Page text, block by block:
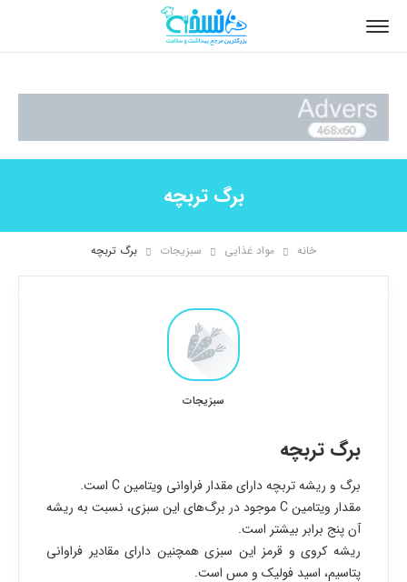
برگ تربچه
خانه مواد غذایی سبزیجات برگ تربچه
برگ تربچه
برگ و ریشه تربچه دارای مقدار فراوانی ویتامین C است.
مقدار ویتامین C موجود در برگ‌های این سبزی، نسبت به ریشه
آن پنج برابر بیشتر است.
ریشه کروی و قرمز این سبزی همچنین دارای مقادیر فراوانی
پتاسیم، اسید فولیک و مس است.
سبزیجات